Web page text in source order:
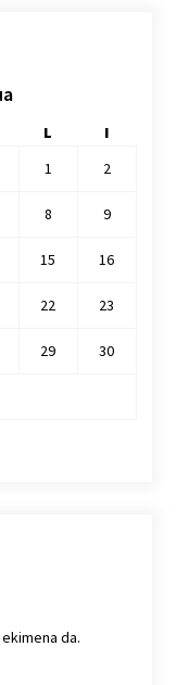
L
I
1
2
8 9
15 16
22 23
29 30
da.